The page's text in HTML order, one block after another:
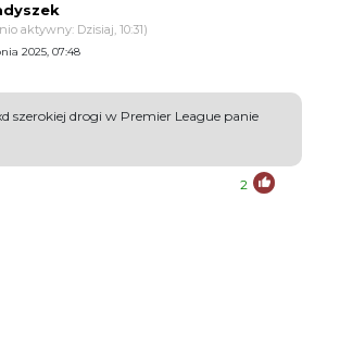
aktywny: Dzisiaj, 10:31)
2025, 07:48
szerokiej drogi w Premier League panie
2